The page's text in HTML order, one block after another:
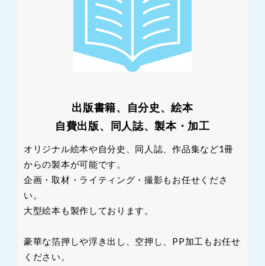
出版書籍、自分史、絵本
自費出版、同人誌、製本・加工
オリジナル絵本や自分史、同人誌、作品集など1冊
からの製本が可能です。
企画・取材・ライティング・撮影もお任せくださ
い。
大型絵本も製作しております。
豪華な箔押しや浮き出し、空押し、PP加工もお任せ
ください。